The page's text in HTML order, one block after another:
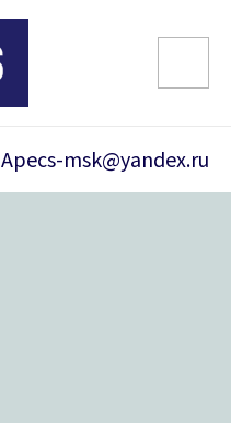
Apecs-msk@yandex.ru